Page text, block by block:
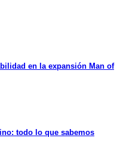
en la expansión Man of
todo lo que sabemos